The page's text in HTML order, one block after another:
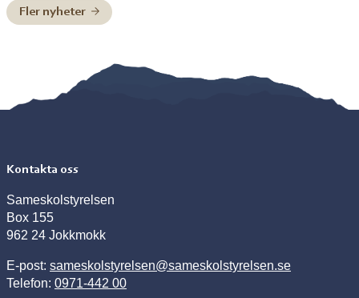
Charlotte Pittja träder in som tillförordnad skolchef 6
juli till och med 10 juli, Paulus Kuoljok träder in som
Fler nyheter
Kontakta oss
Sameskolstyrelsen
Box 155
962 24 Jokkmokk
E-post: sameskolstyrelsen@sameskolstyrelsen.se
Telefon: 0971-442 00